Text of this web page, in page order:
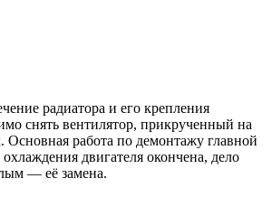
радиатора и его крепления
снять вентилятор, прикрученный на
Основная работа по демонтажу главной
двигателя окончена, дело
— её замена.